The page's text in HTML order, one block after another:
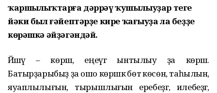
ҡаршылыҡтарға дәррәү ҡушылыуҙар теге
йәки был ғәйептәрҙе кире ҡағыуҙа ла беҙҙе
көрәшкә әйҙәгәндәй.
Йәшәү – көрәш, еңеүгә ынтылыу ҙа көрәш.
Батырҙарыбыҙ ҙа ошо көрәшкә бөтә көсөн, таһылын,
яуаплылығын, тырышлығын еребеҙгә, илебеҙгә,